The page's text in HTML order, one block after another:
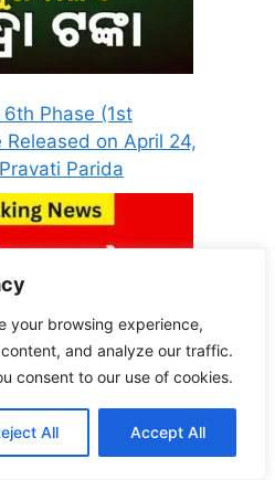
your browsing experience,
and analyze our traffic.
consent to our use of cookies.
All Accept All
Phase (1st
on April 24,
Parida
पहले-पहले ई-केवाईसी करा